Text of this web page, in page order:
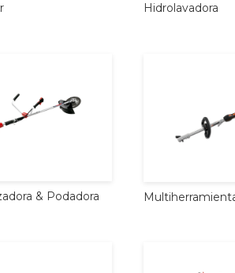
Hidrolavadora
& Podadora